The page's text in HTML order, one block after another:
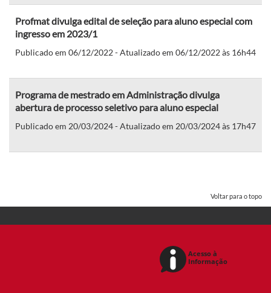
Profmat divulga edital de seleção para aluno especial com
ingresso em 2023/1
Publicado em 06/12/2022 - Atualizado em 06/12/2022 às 16h44
Programa de mestrado em Administração divulga
abertura de processo seletivo para aluno especial
Publicado em 20/03/2024 - Atualizado em 20/03/2024 às 17h47
Voltar para o topo